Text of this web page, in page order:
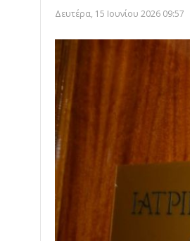
Δευτέρα, 15 Ιουνίου 2026 09:57